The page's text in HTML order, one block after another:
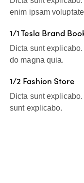
enim ipsam
1/1 Tesla Brand
Dicta sunt
do magna quia.
1/2 Fashion Store
Dicta sunt
sunt explicabo.